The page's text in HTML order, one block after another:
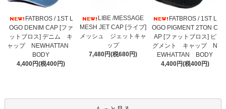
FATBROS / 1ST L
OGO DENIM CAP [ファ
ットブロス] デニム キ
ャップ NEWHATTAN
BODY
4,400円(税400円)
LIBE /MESSAGE
MESH JET CAP [ライブ]
メッシュ ジェットキャ
ップ
7,480円(税680円)
FATBROS / 1ST L
OGO PIGMENT 2TON C
AP [ファットブロス] ピ
グメント キャップ N
EWHATTAN BODY
4,400円(税400円)